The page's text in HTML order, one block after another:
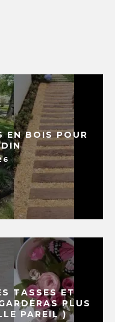
EN BOIS POUR
TASSES ET
PLUS
PAREIL )